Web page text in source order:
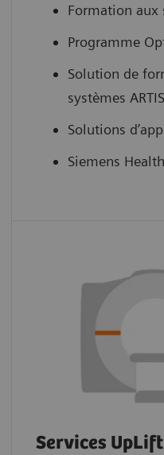
Formation aux
Programme
Solution de
systèmes ARTIS
Solutions
Siemens
Services UpLift